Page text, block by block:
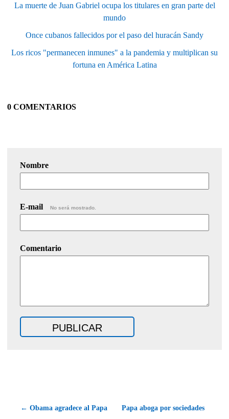
La muerte de Juan Gabriel ocupa los titulares en gran parte del
mundo
Once cubanos fallecidos por el paso del huracán Sandy
Los ricos "permanecen inmunes" a la pandemia y multiplican su
fortuna en América Latina
0 COMENTARIOS
Nombre
E-mail No será mostrado.
Comentario
← Obama agradece al Papa
Papa aboga por sociedades